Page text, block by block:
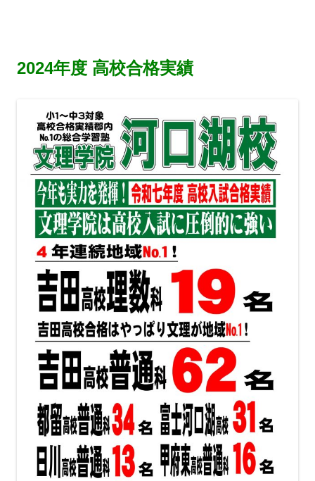
2024年度 高校合格実績